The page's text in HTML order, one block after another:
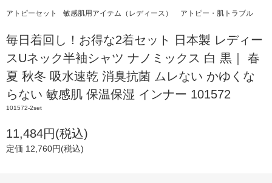
アトピーセット 敏感肌用アイテム（レディース） アトピー・肌トラブル
毎日着回し！お得な2着セット 日本製 レディー
スUネック半袖シャツ ナノミックス 白 黒｜ 春
夏 秋冬 吸水速乾 消臭抗菌 ムレない かゆくな
らない 敏感肌 保温保湿 インナー 101572
101572-2set
11,484円(税込)
定価 12,760円(税込)